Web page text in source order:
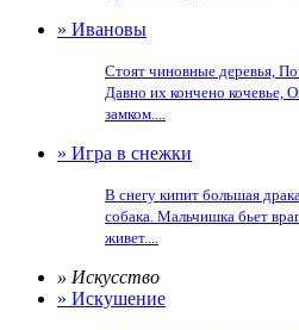
» Ивановы
Стоят чиновные деревья,
Давно их кончено кочевье,
замком....
» Игра в снежки
В снегу кипит большая
собака. Мальчишка бьет
живет....
» Искусство
» Искушение